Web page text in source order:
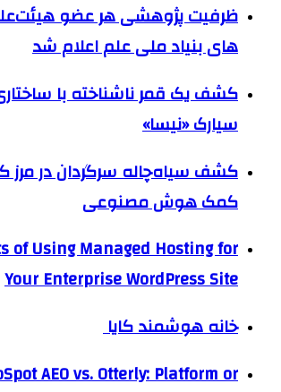
ظرفیت پژوهشی هر عضو
های بنیاد ملی علم اعلام شد
کشف یک قمر ناشناخته با
سیارک «نیسا»
کشف سیاه‌چاله سرگردان در مرز
کمک هوش مصنوعی
of Using Managed Hosting for
Your Enterprise WordPress Site
خانه هوشمند کایا
AEO vs. Otterly: Platform or